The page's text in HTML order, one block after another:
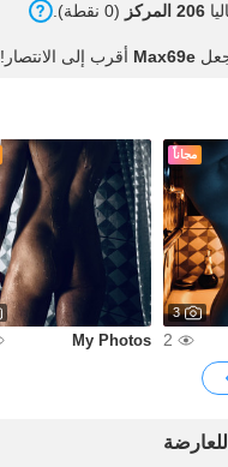
206 المركز (0 نقطة).
Max69e أقرب إلى الانتصار!
مجاناً
3
2
My Photos
للعارضة